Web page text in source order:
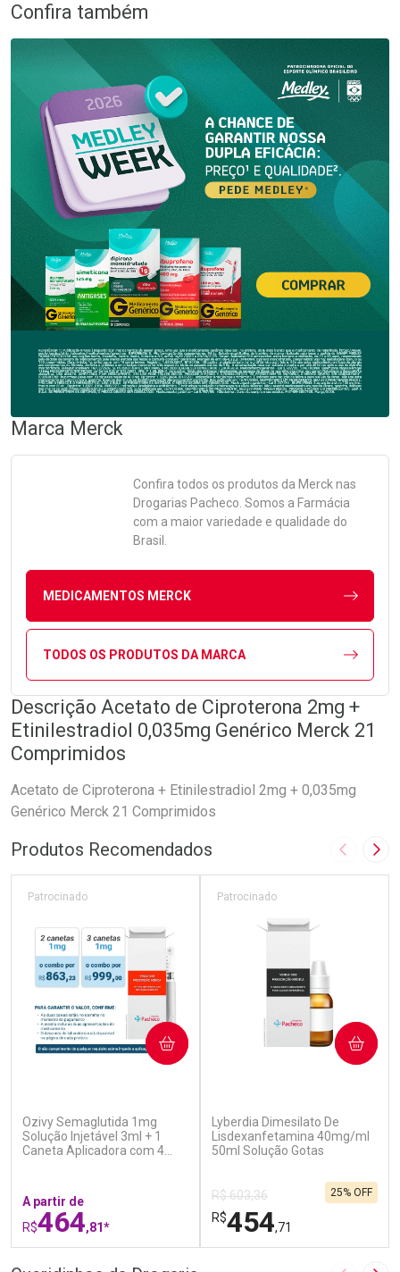
Confira também
Marca Merck
Confira todos os produtos da Merck nas
Drogarias Pacheco. Somos a Farmácia
com a maior variedade e qualidade do
Brasil.
MEDICAMENTOS MERCK
TODOS OS PRODUTOS DA MARCA
Descrição Acetato de Ciproterona 2mg +
Etinilestradiol 0,035mg Genérico Merck 21
Comprimidos
Acetato de Ciproterona + Etinilestradiol 2mg + 0,035mg
Genérico Merck 21 Comprimidos
Produtos Recomendados Imagem
Ozivy Semaglutida 1mg
Solução Injetável 3ml + 1
Caneta Aplicadora com 4
Patrocinado
A partir de
R$464,81*
COMPRAR
Lyberdia Dimesilato De
Lisdexanfetamina 40mg/ml
50ml Solução Gotas
Patrocinado
R$ 603,36
R$454,71
25% OFF
COMPRAR